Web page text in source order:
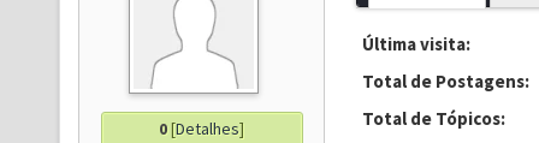
0[Detalhes]
Última visita:
Total de Postagens:
Total de Tópicos: